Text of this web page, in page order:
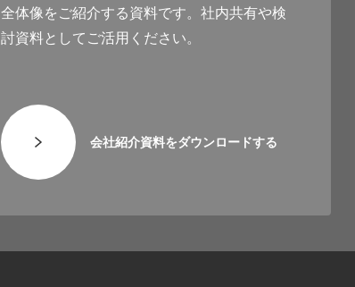
全体像をご紹介する資料です。社内共有や検
討資料としてご活用ください。
会社紹介資料をダウンロードする